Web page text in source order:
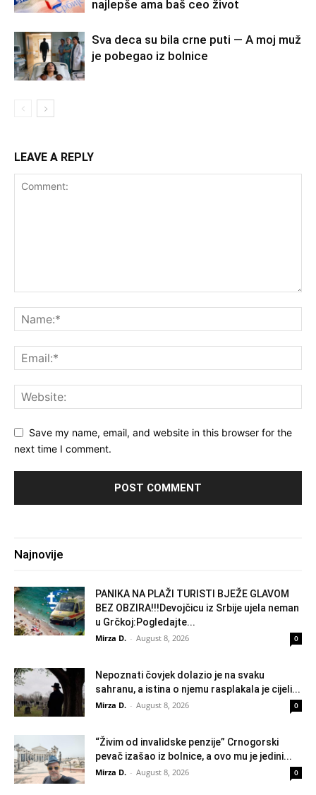
najlepše ama baš ceo život
Sva deca su bila crne puti — A moj muž
je pobegao iz bolnice
LEAVE A REPLY
Save my name, email, and website in this browser for the
next time I comment.
Najnovije
PANIKA NA PLAŽI TURISTI BJEŽE GLAVOM
BEZ OBZIRA!!!Devojčicu iz Srbije ujela neman
u Grčkoj:Pogledajte...
Mirza D. - August 8, 2026 0
Nepoznati čovjek dolazio je na svaku
sahranu, a istina o njemu rasplakala je cijeli...
Mirza D. - August 8, 2026 0
“Živim od invalidske penzije” Crnogorski
pevač izašao iz bolnice, a ovo mu je jedini...
Mirza D. - August 8, 2026 0